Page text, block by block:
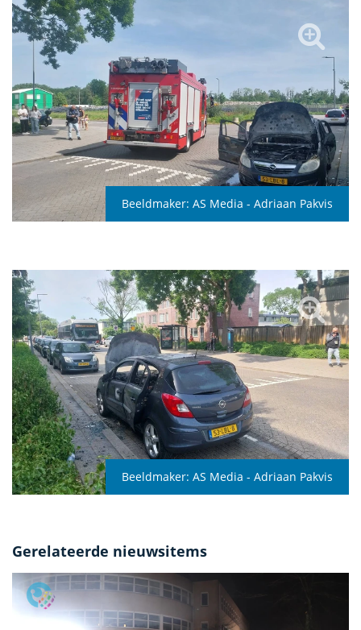
Beeldmaker: AS Media - Adriaan Pakvis
Beeldmaker: AS Media - Adriaan Pakvis
Gerelateerde nieuwsitems